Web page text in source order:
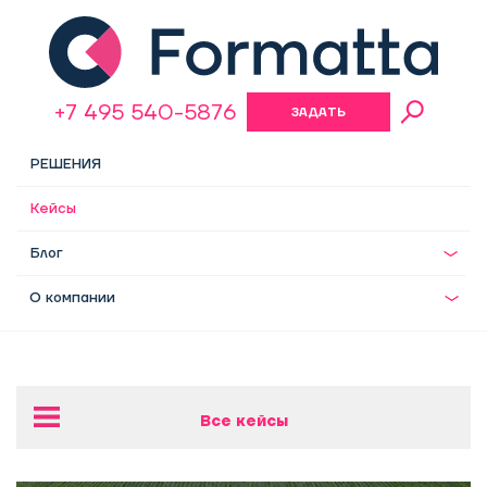
РЕШЕНИЯ
Кейсы
Блог
О компании
+7 495 540-5876 ЗАДАТЬ
Все кейсы
Разработка оргструктуры для девелоперской